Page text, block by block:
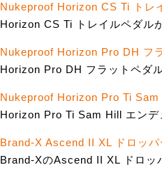
Nukeproof Horizon CS Ti トレ
Horizon CS Ti トレイルペダル
Nukeproof Horizon Pro DH フ
Horizon Pro DH フラットペダ
Nukeproof Horizon Pro Ti Sam
Horizon Pro Ti Sam Hill エンデ
Brand-X Ascend II XL ドロッ
Brand-XのAscend II XL ドロッ